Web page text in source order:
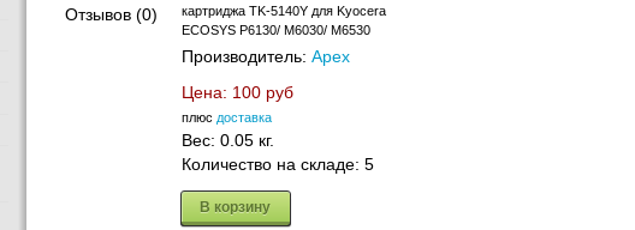
Отзывов (0)
картриджа TK-5140Y для Kyocera
ECOSYS P6130/ M6030/ M6530
Производитель: Apex
Цена: 100 руб
плюс доставка
Вес: 0.05 кг.
Количество на складе: 5
В корзину